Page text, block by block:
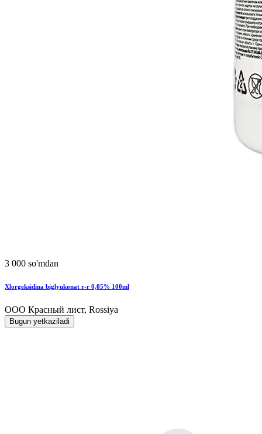
3 000 so'mdan
Xlorgeksidina biglyukonat r-r 0,05% 100ml
ООО Красный лист, Rossiya
Bugun yetkaziladi